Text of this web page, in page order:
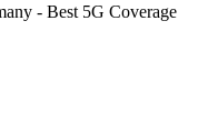
- Best 5G Coverage